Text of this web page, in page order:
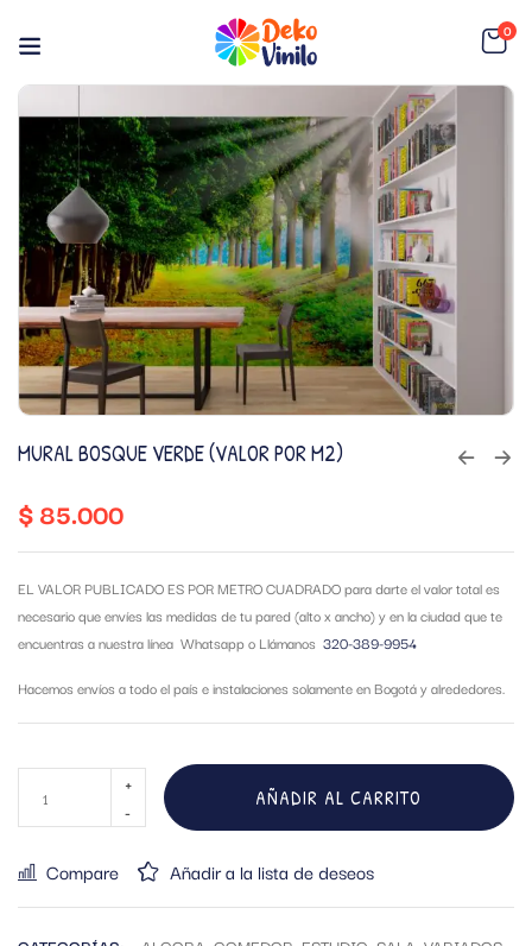
0
MURAL BOSQUE VERDE (VALOR POR M2)
$85.000
EL VALOR PUBLICADO ES POR METRO CUADRADO para darte el valor total es
necesario que envíes las medidas de tu pared (alto x ancho) y en la ciudad que te
encuentras a nuestra línea Whatsapp o Llámanos 320-389-9954
Hacemos envíos a todo el país e instalaciones solamente en Bogotá y alrededores.
AÑADIR AL CARRITO
Compare Añadir a la lista de deseos